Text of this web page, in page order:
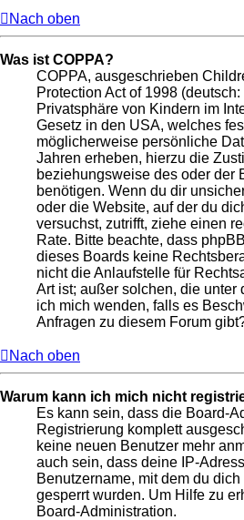
Nach oben
Was ist COPPA?
COPPA, ausgeschrieben
Protection Act of 1998
Privatsphäre von Kindern im
Gesetz in den USA, welches
möglicherweise persönliche
Jahren erheben, hierzu die
beziehungsweise des oder der
benötigen. Wenn du dir
oder die Website, auf der du
versuchst, zutrifft, ziehe einen
Rate. Bitte beachte, dass
dieses Boards keine
nicht die Anlaufstelle für
Art ist; außer solchen, die unter
ich mich wenden, falls es
Anfragen zu diesem Forum
Nach oben
Warum kann ich mich nicht
Es kann sein, dass die Board-
Registrierung komplett
keine neuen Benutzer mehr
auch sein, dass deine IP-
Benutzername, mit dem du
gesperrt wurden. Um Hilfe zu
Board-Administration.